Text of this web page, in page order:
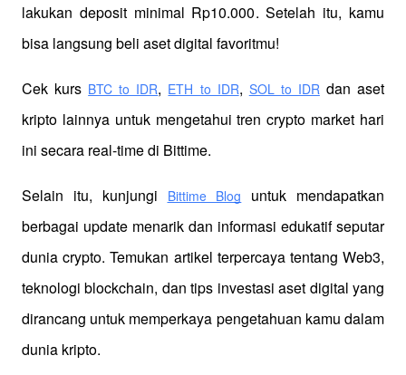
lakukan deposit minimal Rp10.000. Setelah itu, kamu
bisa langsung beli aset digital favoritmu!
Cek kurs BTC to IDR, ETH to IDR, SOL to IDR dan aset
kripto lainnya untuk mengetahui tren crypto market hari
ini secara real-time di Bittime.
Selain itu, kunjungi Bittime Blog
untuk mendapatkan
berbagai update menarik dan informasi edukatif seputar
dunia crypto. Temukan artikel terpercaya tentang Web3,
teknologi blockchain, dan tips investasi aset digital yang
dirancang untuk memperkaya pengetahuan kamu dalam
dunia kripto.